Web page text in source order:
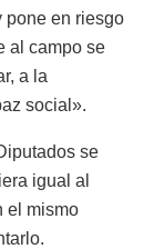
pone en riesgo
al campo se
a la
social».
se
igual al
el mismo